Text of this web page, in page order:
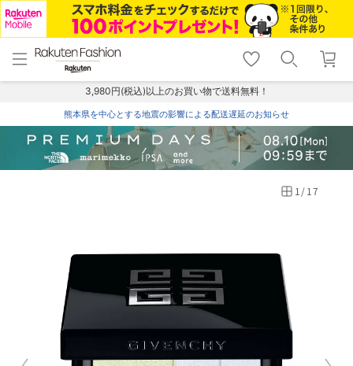
menu home
トップ
shopping_cart lock_outline
ログイン
3,980円(税込)以上のお買い物で送料無料！
熊本県を中心とする地震の影響による配送遅延のお知らせ
1/17